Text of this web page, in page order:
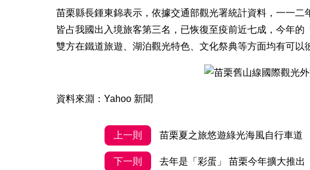
苗栗縣長鍾東錦表示，依據交通部觀光署統計資料，一一
皆占我國出入境旅客第三名，已恢復至疫前近七成，今年
雙方在鐵道旅遊、湖泊觀光特色、文化祭典等方面均有可
資料來淵：Yahoo 新聞
上一則 苗栗夏之旅悠遊綠光海風自行車道
下一則 去年是「彩蛋」 苗栗今年擴大推出